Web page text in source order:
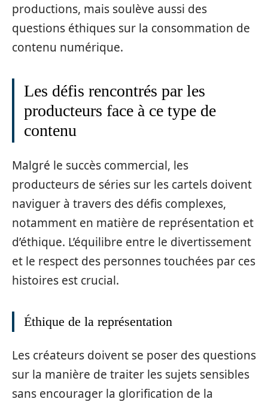
productions, mais soulève aussi des
questions éthiques sur la consommation de
contenu numérique.
Les défis rencontrés par les
producteurs face à ce type de
contenu
Malgré le succès commercial, les
producteurs de séries sur les cartels doivent
naviguer à travers des défis complexes,
notamment en matière de représentation et
d’éthique. L’équilibre entre le divertissement
et le respect des personnes touchées par ces
histoires est crucial.
Éthique de la représentation
Les créateurs doivent se poser des questions
sur la manière de traiter les sujets sensibles
sans encourager la glorification de la